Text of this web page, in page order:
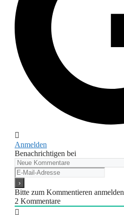
Anmelden
Benachrichtigen bei
Bitte zum Kommentieren anmelden
2 Kommentare